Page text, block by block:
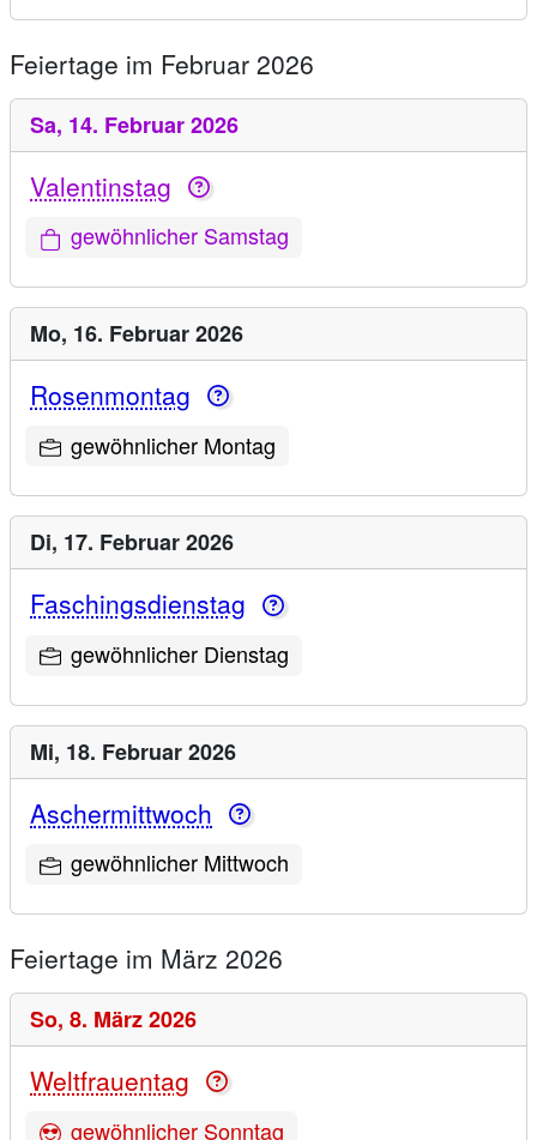
Feiertage im Februar 2026
Sa, 14. Februar 2026
Valentinstag
gewöhnlicher Samstag
Mo, 16. Februar 2026
Rosenmontag
gewöhnlicher Montag
Di, 17. Februar 2026
Faschingsdienstag
gewöhnlicher Dienstag
Mi, 18. Februar 2026
Aschermittwoch
gewöhnlicher Mittwoch
Feiertage im März 2026
So, 8. März 2026
Weltfrauentag
gewöhnlicher Sonntag